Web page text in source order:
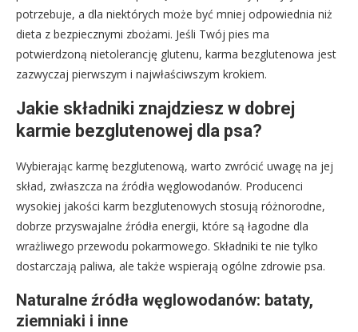
potrzebuje, a dla niektórych może być mniej odpowiednia niż
dieta z bezpiecznymi zbożami. Jeśli Twój pies ma
potwierdzoną nietolerancję glutenu, karma bezglutenowa jest
zazwyczaj pierwszym i najwłaściwszym krokiem.
Jakie składniki znajdziesz w dobrej
karmie bezglutenowej dla psa?
Wybierając karmę bezglutenową, warto zwrócić uwagę na jej
skład, zwłaszcza na źródła węglowodanów. Producenci
wysokiej jakości karm bezglutenowych stosują różnorodne,
dobrze przyswajalne źródła energii, które są łagodne dla
wrażliwego przewodu pokarmowego. Składniki te nie tylko
dostarczają paliwa, ale także wspierają ogólne zdrowie psa.
Naturalne źródła węglowodanów: bataty,
ziemniaki i inne